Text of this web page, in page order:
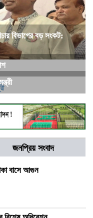
বিভাগের বড় সংকট:
জনপ্রিয় সংবাদ
বাসে আগুন